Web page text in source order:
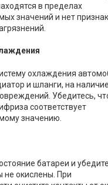
в пределах
значений и нет
охлаждения
и шланги, на наличие
Убедитесь,
соответствует
значению.
батареи и
не окислены. При